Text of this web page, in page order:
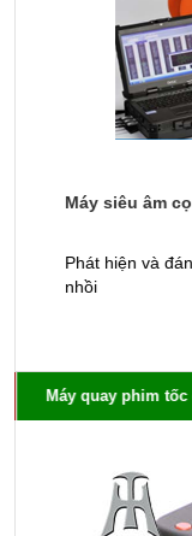
Máy siêu âm cọc
Phát hiện và đánh
nhồi
Máy quay phim tốc